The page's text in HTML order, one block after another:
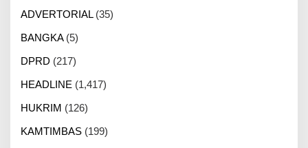
ADVERTORIAL(35)
BANGKA(5)
DPRD (217)
HEADLINE (1,417)
HUKRIM (126)
KAMTIMBAS (199)